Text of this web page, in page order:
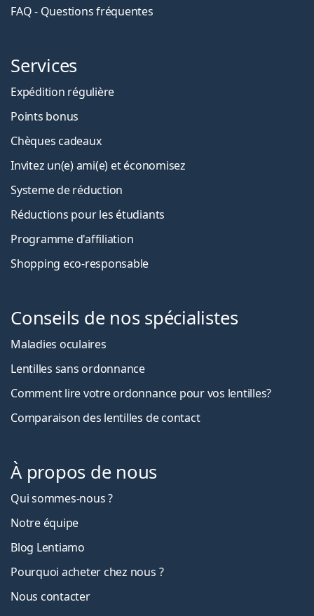
FAQ - Questions fréquentes
Services
Expédition régulière
Points bonus
Chèques cadeaux
Invitez un(e) ami(e) et économisez
Systeme de réduction
Réductions pour les étudiants
Programme d'affiliation
Shopping eco-responsable
Conseils de nos spécialistes
Maladies oculaires
Lentilles sans ordonnance
Comment lire votre ordonnance pour vos lentilles?
Comparaison des lentilles de contact
À propos de nous
Qui sommes-nous ?
Notre équipe
Blog Lentiamo
Pourquoi acheter chez nous ?
Nous contacter